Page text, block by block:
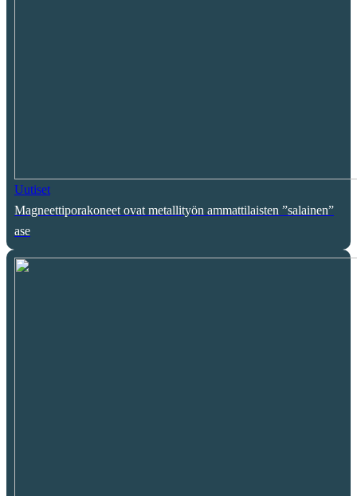
Uutiset
Magneettiporakoneet ovat metallityön ammattilaisten ”salainen”
ase